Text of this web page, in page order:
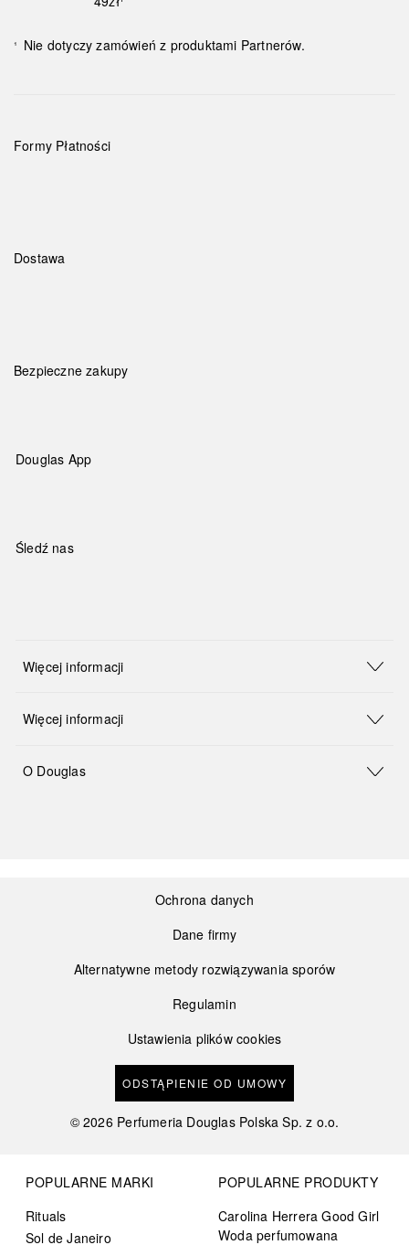
¹ Nie dotyczy zamówień z produktami Partnerów.
Formy Płatności
Dostawa
Bezpieczne zakupy
Douglas App
Śledź nas
Więcej informacji
Więcej informacji
O Douglas
Ochrona danych
Dane firmy
Alternatywne metody rozwiązywania sporów
Regulamin
Ustawienia plików cookies
ODSTĄPIENIE OD UMOWY
©2026 Perfumeria Douglas Polska Sp. z o.o.
POPULARNE MARKI
Rituals
Sol de Janeiro
POPULARNE PRODUKTY
Carolina Herrera Good Girl
Woda perfumowana